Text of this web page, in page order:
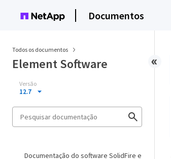
Documentos
Todos os documentos
Element Software
Versão
12.7
Documentação do software SolidFire e